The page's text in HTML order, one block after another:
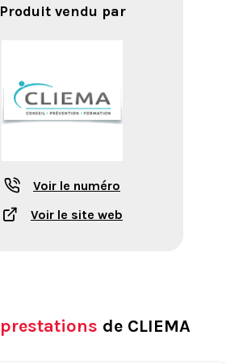
Produit vendu par
Voir le numéro
Voir le site web
prestations de CLIEMA